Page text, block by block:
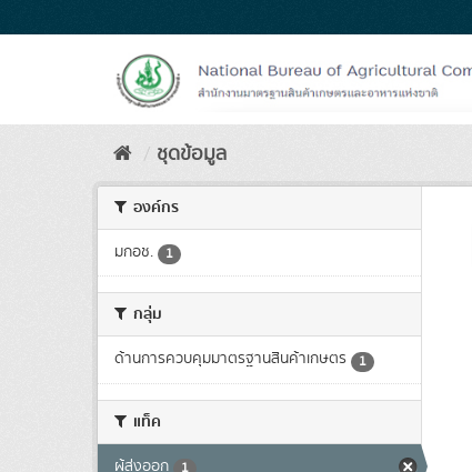
to
ชุดข้อมูล
องค์กร
มกอช. 1
กลุ่ม
ด้านการควบคุมมาตรฐานสินค้าเกษตร 1
แท็ค
ผู้ส่งออก 1